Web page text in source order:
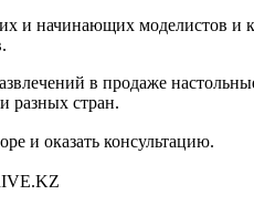
и начинающих моделистов и
в продаже
разных стран.
и оказать консультацию.